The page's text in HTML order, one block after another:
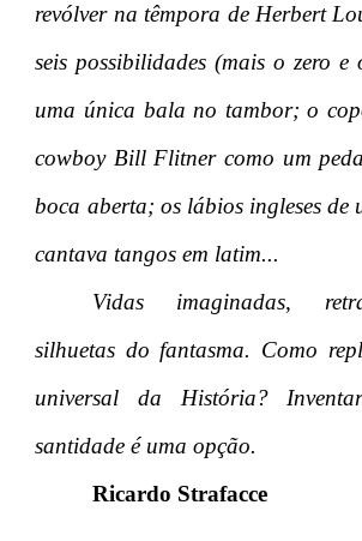
revólver na têmpora de Herbert
seis possibilidades (mais o zero e
uma única bala no tambor; o
cowboy Bill Flitner como um
boca aberta; os lábios ingleses de
cantava tangos em latim...
Vidas imaginadas,
silhuetas do fantasma. Como
universal da História?
santidade é uma opção.
Ricardo Strafacce